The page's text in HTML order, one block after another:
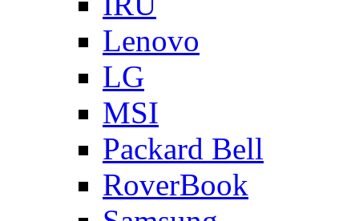
Lenovo
LG
MSI
Packard Bell
RoverBook